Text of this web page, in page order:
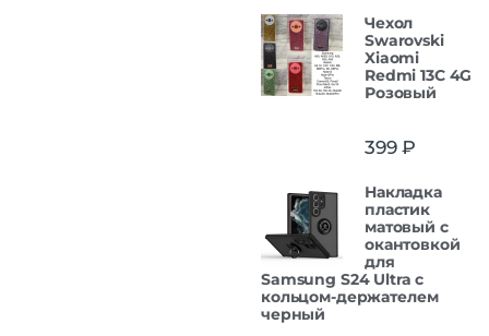
Чехол
Swarovski
Xiaomi
Redmi 13C 4G
Розовый
399₽
Накладка
пластик
матовый с
окантовкой
для
Samsung S24 Ultra с
кольцом-держателем
черный